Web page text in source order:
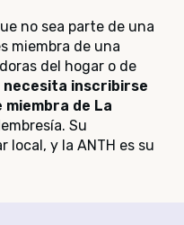
no sea parte de una
miembra de una
del hogar o de
necesita inscribirse
de La
Su
local, y la ANTH es su